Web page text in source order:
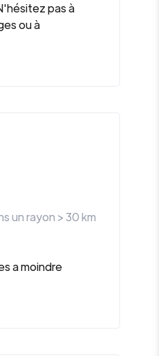
pas à
ou à
un rayon >30km
a moindre